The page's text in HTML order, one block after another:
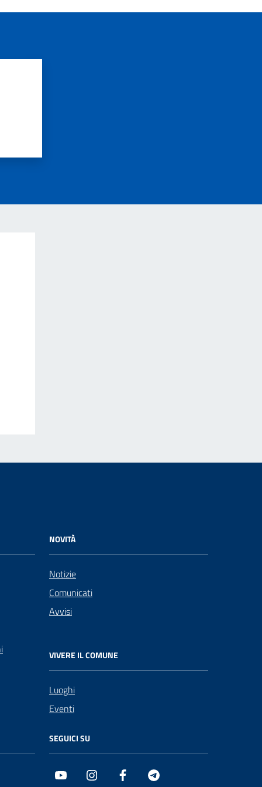
NOVITÀ
Notizie
Comunicati
Avvisi
VIVERE IL COMUNE
Luoghi
Eventi
SEGUICI SU
Youtube Instagram Facebook